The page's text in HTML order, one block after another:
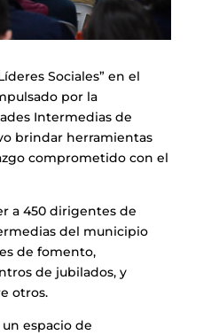
Sociales” en el
por la
Intermedias de
brindar herramientas
comprometido con el
a 450 dirigentes de
del municipio
de fomento,
de jubilados, y
otros.
espacio de